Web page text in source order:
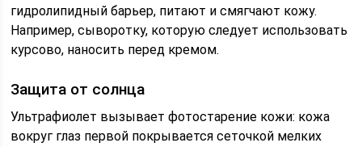
гидролипидный барьер, питают и смягчают кожу.
Например, сыворотку, которую следует использовать
курсово, наносить перед кремом.
Защита от солнца
Ультрафиолет вызывает фотостарение кожи: кожа
вокруг глаз первой покрывается сеточкой мелких